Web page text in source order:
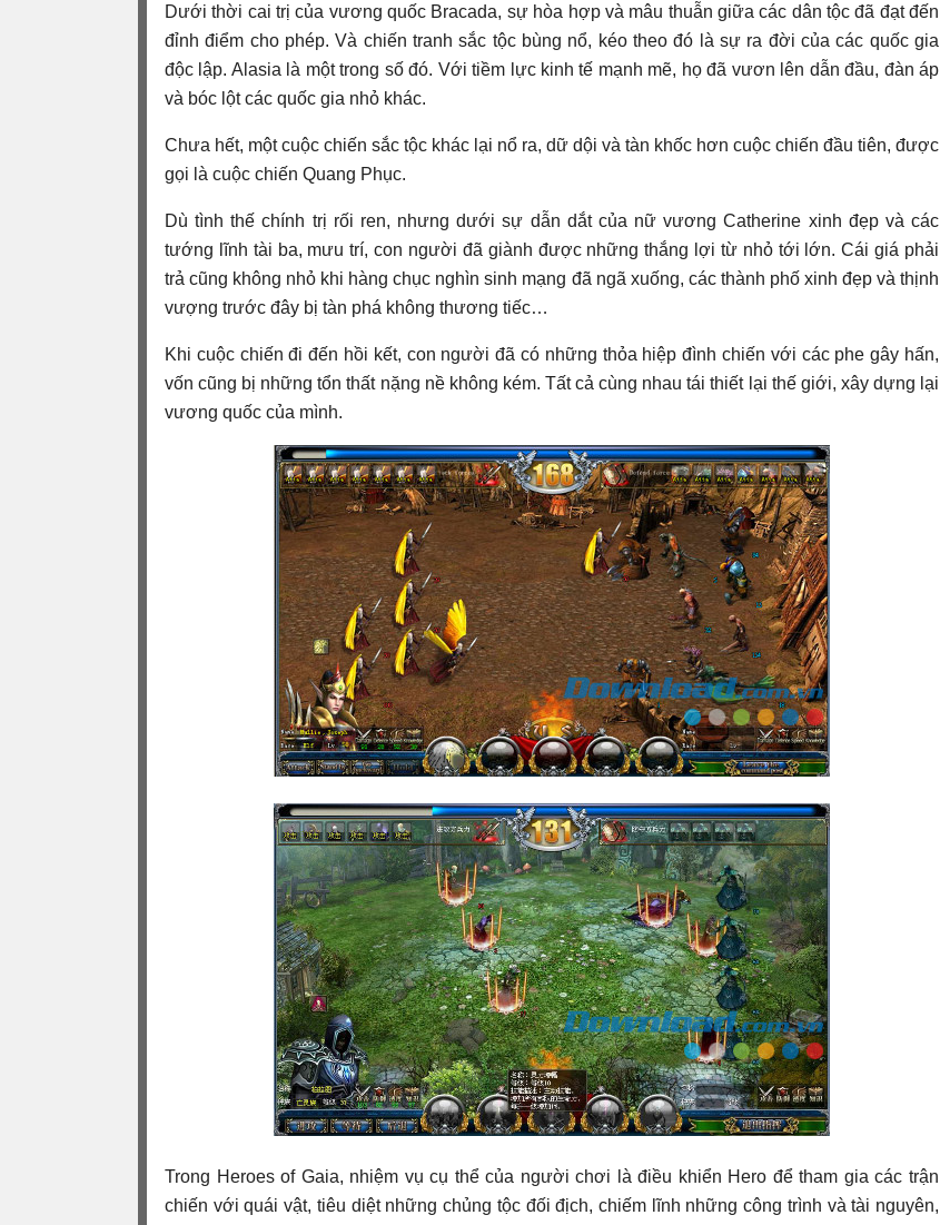
Dưới thời cai trị của vương quốc Bracada, sự hòa hợp và mâu thuẫn giữa các dân tộc đã đạt đến
đỉnh điểm cho phép. Và chiến tranh sắc tộc bùng nổ, kéo theo đó là sự ra đời của các quốc gia
độc lập. Alasia là một trong số đó. Với tiềm lực kinh tế mạnh mẽ, họ đã vươn lên dẫn đầu, đàn áp
và bóc lột các quốc gia nhỏ khác.
Chưa hết, một cuộc chiến sắc tộc khác lại nổ ra, dữ dội và tàn khốc hơn cuộc chiến đầu tiên, được
gọi là cuộc chiến Quang Phục.
Dù tình thế chính trị rối ren, nhưng dưới sự dẫn dắt của nữ vương Catherine xinh đẹp và các
tướng lĩnh tài ba, mưu trí, con người đã giành được những thắng lợi từ nhỏ tới lớn. Cái giá phải
trả cũng không nhỏ khi hàng chục nghìn sinh mạng đã ngã xuống, các thành phố xinh đẹp và thịnh
vượng trước đây bị tàn phá không thương tiếc…
Khi cuộc chiến đi đến hồi kết, con người đã có những thỏa hiệp đình chiến với các phe gây hấn,
vốn cũng bị những tổn thất nặng nề không kém. Tất cả cùng nhau tái thiết lại thế giới, xây dựng lại
vương quốc của mình.
Trong Heroes of Gaia, nhiệm vụ cụ thể của người chơi là điều khiển Hero để tham gia các trận
chiến với quái vật, tiêu diệt những chủng tộc đối địch, chiếm lĩnh những công trình và tài nguyên,